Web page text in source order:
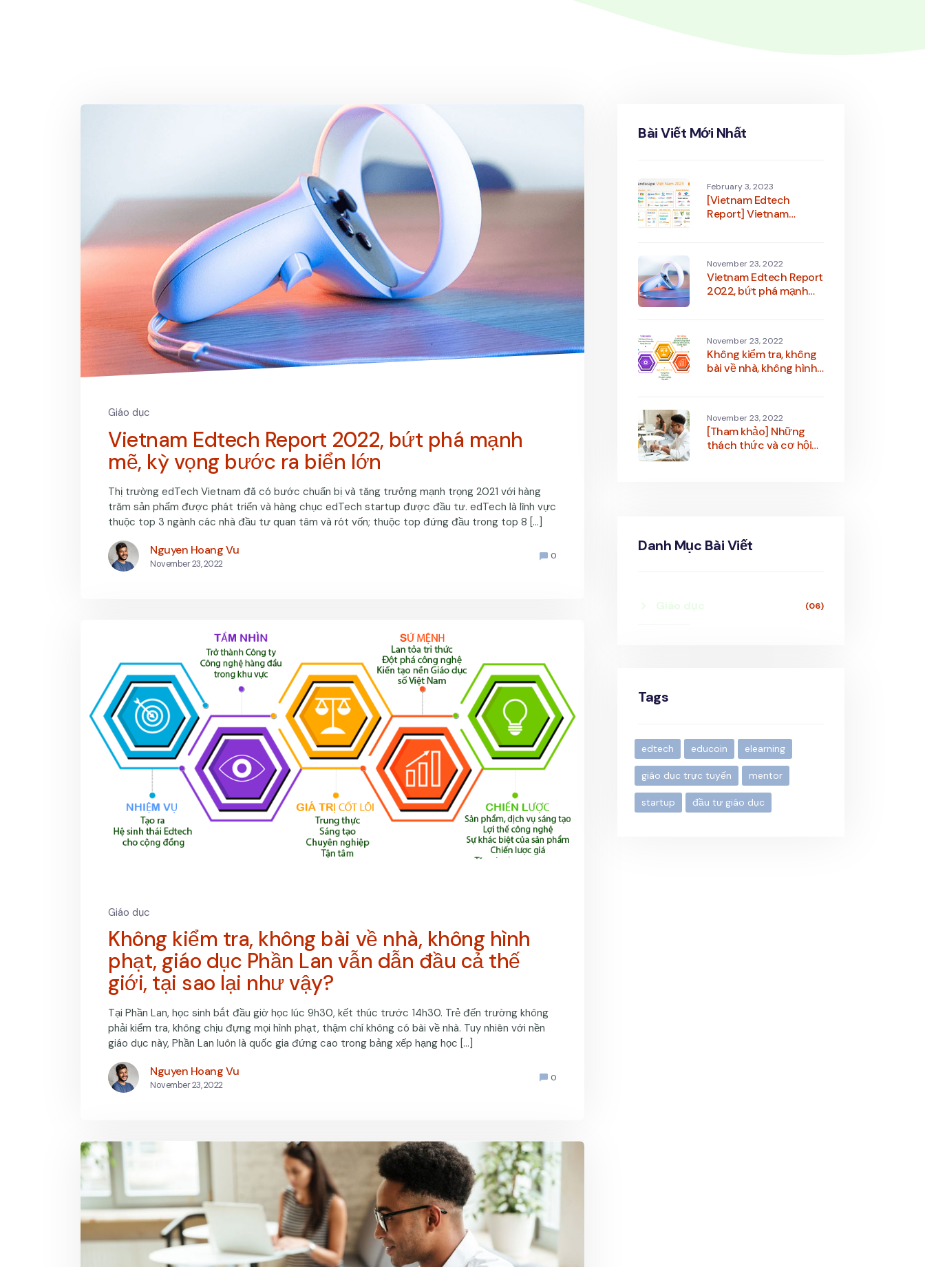
Giáo dục
Vietnam Edtech Report 2022, bứt phá mạnh
mẽ, kỳ vọng bước ra biển lớn
Thị trường edTech Vietnam đã có bước chuẩn bị và tăng trưởng mạnh trọng 2021 với hàng
trăm sản phẩm được phát triển và hàng chục edTech startup được đầu tư. edTech là lĩnh vực
thuộc top 3 ngành các nhà đầu tư quan tâm và rót vốn; thuộc top đứng đầu trong top 8 […]
Nguyen Hoang Vu
November 23, 2022
0
Giáo dục
Không kiểm tra, không bài về nhà, không hình
phạt, giáo dục Phần Lan vẫn dẫn đầu cả thế
giới, tại sao lại như vậy?
Tại Phần Lan, học sinh bắt đầu giờ học lúc 9h30, kết thúc trước 14h30. Trẻ đến trường không
phải kiểm tra, không chịu đựng mọi hình phạt, thậm chí không có bài về nhà. Tuy nhiên với nền
giáo dục này, Phần Lan luôn là quốc gia đứng cao trong bảng xếp hạng học […]
Nguyen Hoang Vu
November 23, 2022
0
Bài Viết Mới Nhất
February 3, 2023
[Vietnam Edtech
Report] Vietnam
Việt Nam
November 23, 2022
Vietnam Edtech Report
2022, bứt phá mạnh
November 23, 2022
Không kiểm tra, không
bài về nhà, không hình
November 23, 2022
[Tham khảo] Những
thách thức và cơ hội
Danh Mục Bài Viết
Giáo dục (06)
Tags
edtech educoin elearning
giáo dục trực tuyến mentor
startup đầu tư giáo dục